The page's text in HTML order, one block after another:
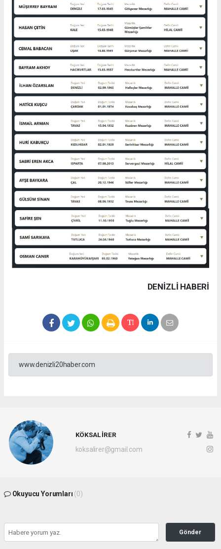
DENIZLI HABERİ
www.denizli20haber.com
KÖKSAL İRER
koksalirer@gmail.com
Okuyucu Yorumları (0)
Gönder